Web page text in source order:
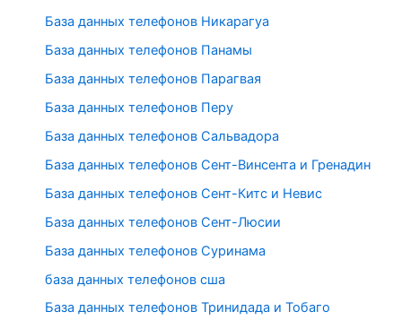
База данных телефонов Никарагуа
База данных телефонов Панамы
База данных телефонов Парагвая
База данных телефонов Перу
База данных телефонов Сальвадора
База данных телефонов Сент-Винсента и Гренадин
База данных телефонов Сент-Китс и Невис
База данных телефонов Сент-Люсии
База данных телефонов Суринама
база данных телефонов сша
База данных телефонов Тринидада и Тобаго